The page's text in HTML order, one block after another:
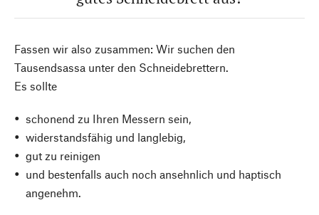
Fassen wir also zusammen: Wir suchen den
Tausendsassa unter den Schneidebrettern.
Es sollte
schonend zu Ihren Messern sein,
widerstandsfähig und langlebig,
gut zu reinigen
und bestenfalls auch noch ansehnlich und haptisch
angenehm.